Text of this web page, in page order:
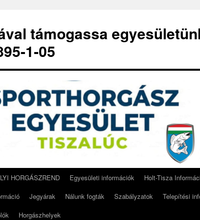
támogassa
1-05
HORGÁSZREND Egyesületi információk Holt-Tisza
Jegyárak Nálunk fogták Szabályzatok Telepítési
Horgászhelyek